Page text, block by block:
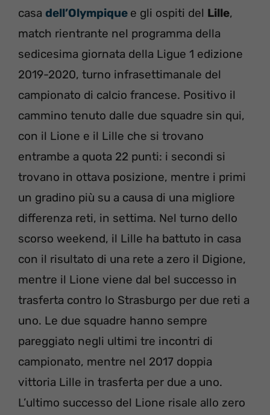
casa dell’Olympique e gli ospiti del Lille,
match rientrante nel programma della
sedicesima giornata della Ligue 1 edizione
2019-2020, turno infrasettimanale del
campionato di calcio francese. Positivo il
cammino tenuto dalle due squadre sin qui,
con il Lione e il Lille che si trovano
entrambe a quota 22 punti: i secondi si
trovano in ottava posizione, mentre i primi
un gradino più su a causa di una migliore
differenza reti, in settima. Nel turno dello
scorso weekend, il Lille ha battuto in casa
con il risultato di una rete a zero il Digione,
mentre il Lione viene dal bel successo in
trasferta contro lo Strasburgo per due reti a
uno. Le due squadre hanno sempre
pareggiato negli ultimi tre incontri di
campionato, mentre nel 2017 doppia
vittoria Lille in trasferta per due a uno.
L’ultimo successo del Lione risale allo zero